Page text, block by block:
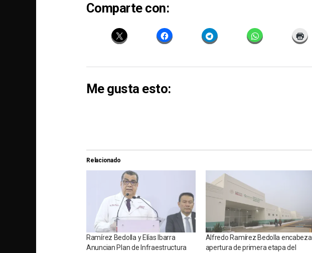
Comparte con:
Me gusta esto:
Relacionado
Ramírez Bedolla y Elías Ibarra
Anuncian Plan de Infraestructura
Alfredo Ramírez Bedolla encabeza
apertura de primera etapa del